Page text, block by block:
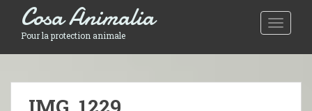
Toggle
Cosa Animalia
Pour la protection animale